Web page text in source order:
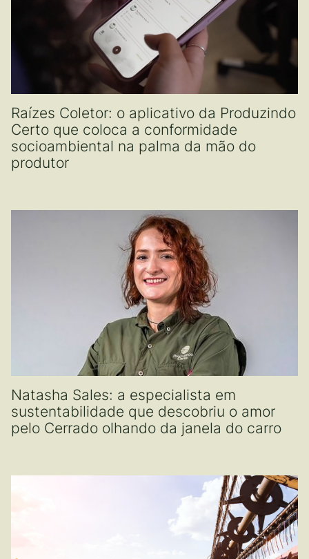
Raízes Coletor: o aplicativo da Produzindo
Certo que coloca a conformidade
socioambiental na palma da mão do
produtor
Natasha Sales: a especialista em
sustentabilidade que descobriu o amor
pelo Cerrado olhando da janela do carro